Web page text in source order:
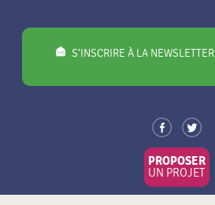
S’INSCRIRE À LA NEWSLETTER
PROPOSER
UN PROJET